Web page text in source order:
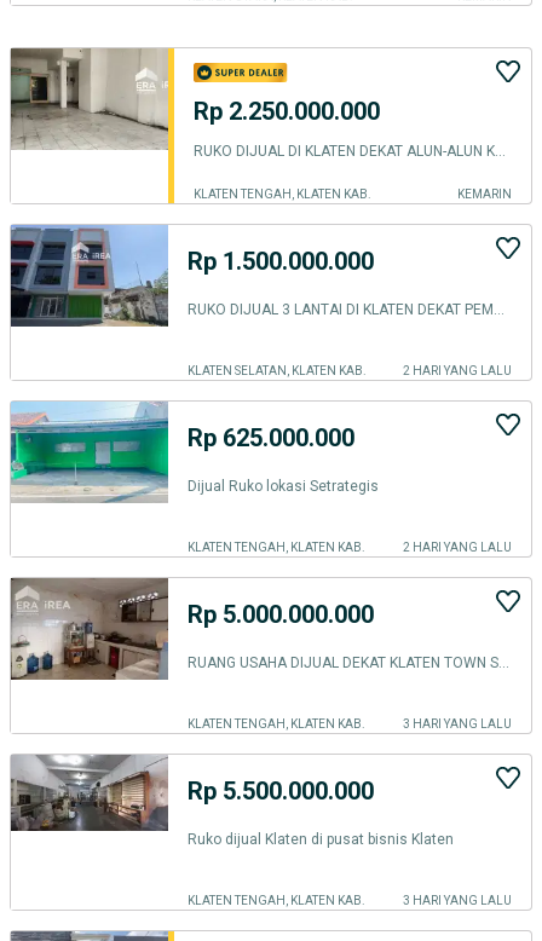
Rp 2.250.000.000
KLATEN TENGAH, KLATEN KAB. KEMARIN
Rp 1.500.000.000
KLATEN SELATAN, KLATEN KAB. 2 HARI YANG LALU
Rp 625.000.000
Dijual Ruko lokasi Setrategis
KLATEN TENGAH, KLATEN KAB. 2 HARI YANG LALU
Rp 5.000.000.000
KLATEN TENGAH, KLATEN KAB. 3 HARI YANG LALU
Rp 5.500.000.000
Ruko dijual Klaten di pusat bisnis Klaten
KLATEN TENGAH, KLATEN KAB. 3 HARI YANG LALU